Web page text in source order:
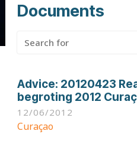
Documents
Search
Advice: 20120423
begroting 2012
12/06/2012
Curaçao